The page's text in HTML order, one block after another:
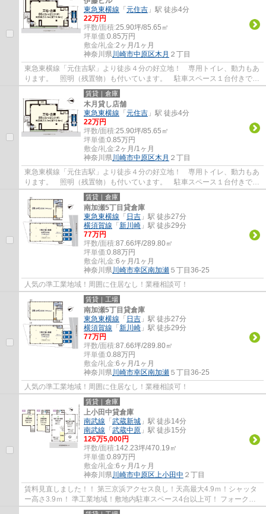
東急東横線 「 元住吉 」駅 徒歩4分
22万円
坪数/面積:25.90坪/85.65㎡
坪単価:0.85万円
敷金/礼金:2ヶ月/1ヶ月
神奈川県川崎市中原区木月 ２丁目
東急東横線「元住吉駅」より徒歩４分の好立地！ 専用トイレ、動力もあ
ります。 照明（残置物）も付いています。 駐車スペース１台付きで
す。（車種による） 諸条件ご相談ください。
賃貸｜倉庫
木月貸し店舗
東急東横線 「 元住吉 」駅 徒歩4分
22万円
坪数/面積:25.90坪/85.65㎡
坪単価:0.85万円
敷金/礼金:2ヶ月/1ヶ月
神奈川県川崎市中原区木月 ２丁目
東急東横線「元住吉駅」より徒歩４分の好立地！ 専用トイレ、動力もあ
ります。 照明（残置物）も付いています。 駐車スペース１台付きで
す。（車種による） 諸条件ご相談ください。
賃貸｜倉庫
南加瀬5丁目貸倉庫
東急東横線 「 日吉 」駅 徒歩27分
横須賀線 「 新川崎 」駅 徒歩29分
77万円
坪数/面積:87.66坪/289.80㎡
坪単価:0.88万円
敷金/礼金:6ヶ月/1ヶ月
神奈川県川崎市幸区南加瀬 ５丁目36-25
人気の準工業地域！周囲に住居なし！業種相談可！
賃貸｜工場
南加瀬5丁目貸倉庫
東急東横線 「 日吉 」駅 徒歩27分
横須賀線 「 新川崎 」駅 徒歩29分
77万円
坪数/面積:87.66坪/289.80㎡
坪単価:0.88万円
敷金/礼金:6ヶ月/1ヶ月
神奈川県川崎市幸区南加瀬 ５丁目36-25
人気の準工業地域！周囲に住居なし！業種相談可！
賃貸｜倉庫
上小田中貸倉庫
南武線 「 武蔵新城 」駅 徒歩14分
南武線 「 武蔵中原 」駅 徒歩15分
126万5,000円
坪数/面積:142.23坪/470.19㎡
坪単価:0.89万円
敷金/礼金:6ヶ月/1ヶ月
神奈川県川崎市中原区上小田中 ２丁目
賃料見直しました！！ 第三京浜アクセス良し！天高最大4.9ｍ！シャッタ
ー高さ3.9ｍ！ 準工業地域！敷地内駐車スペース4台以上可！ フォークリ
フト有・クレーン3基有（残置物）！